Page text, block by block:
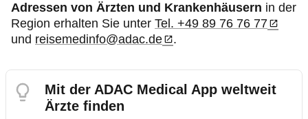
Adressen von Ärzten und Krankenhäusern in der
Region erhalten Sie unter Tel. +49 89 76 76 77
und reisemedinfo@adac.de .
Mit der ADAC Medical App weltweit
Ärzte finden